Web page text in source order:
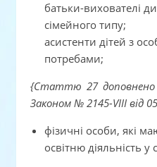
батьки-вихователі
сімейного типу;
асистенти дітей з
потребами;
{Статтю 27 доповнено
Законом № 2145-VIII від
фізичні особи, які
освітню діяльність у